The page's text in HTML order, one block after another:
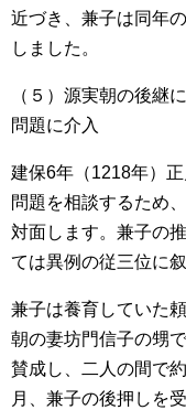
近づき、兼子は同年
しました。
（５）源実朝の後継
問題に介入
建保6年（1218年）
問題を相談するため
対面します。兼子の
ては異例の従三位に
兼子は養育していた
朝の妻坊門信子の甥
賛成し、二人の間で
月、兼子の後押しを